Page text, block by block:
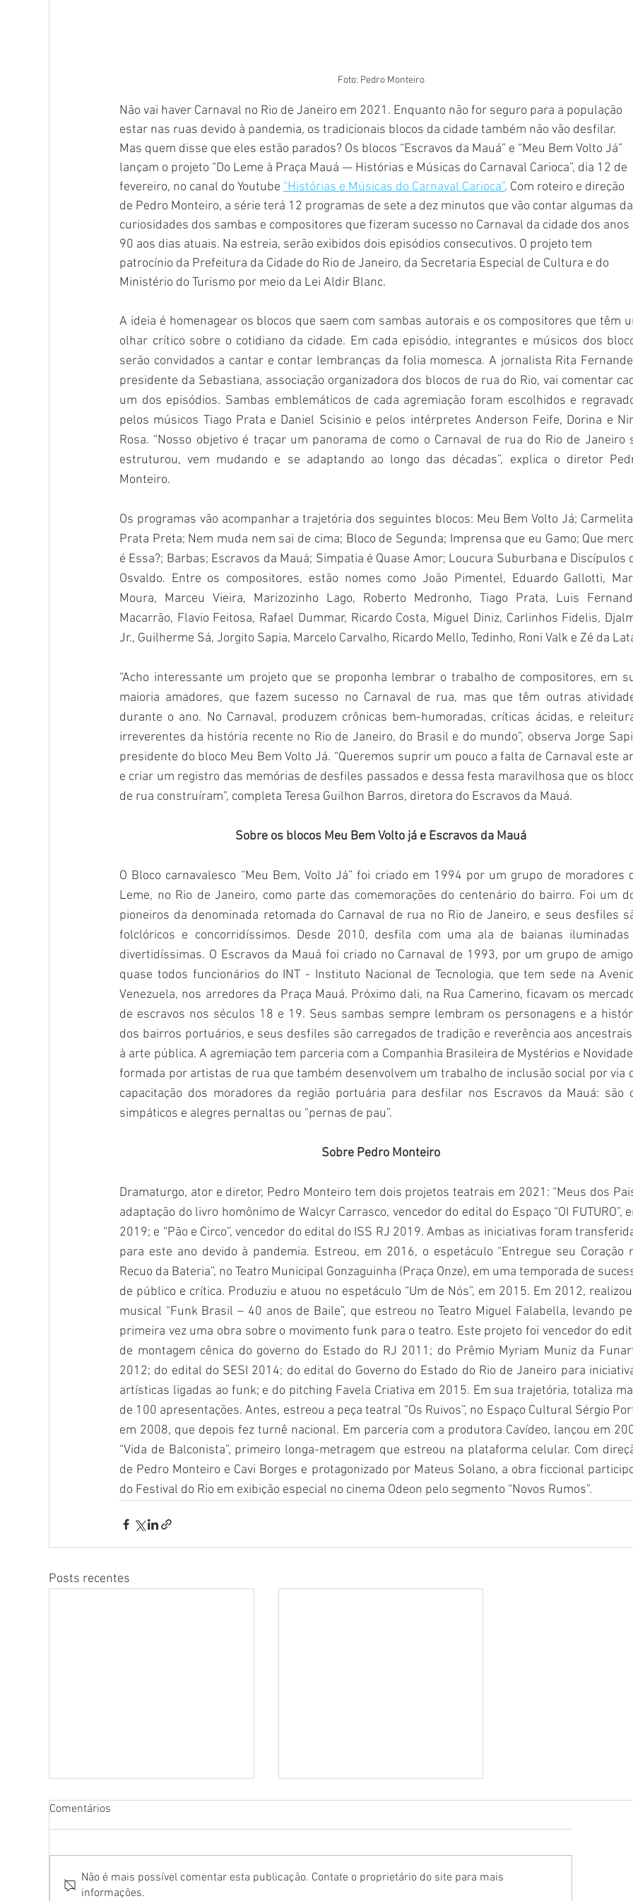
Foto: Pedro Monteiro
Não vai haver Carnaval no Rio de Janeiro em 2021. Enquanto não for seguro para a população
estar nas ruas devido à pandemia, os tradicionais blocos da cidade também não vão desfilar.
Mas quem disse que eles estão parados? Os blocos “Escravos da Mauá” e “Meu Bem Volto Já”
lançam o projeto “Do Leme à Praça Mauá — Histórias e Músicas do Carnaval Carioca”, dia 12 de
fevereiro, no canal do Youtube “Histórias e Músicas do Carnaval Carioca”. Com roteiro e direção
de Pedro Monteiro, a série terá 12 programas de sete a dez minutos que vão contar algumas
curiosidades dos sambas e compositores que fizeram sucesso no Carnaval da cidade dos anos
90 aos dias atuais. Na estreia, serão exibidos dois episódios consecutivos. O projeto tem
patrocínio da Prefeitura da Cidade do Rio de Janeiro, da Secretaria Especial de Cultura e do
Ministério do Turismo por meio da Lei Aldir Blanc.
A ideia é homenagear os blocos que saem com sambas autorais e os compositores que têm
olhar crítico sobre o cotidiano da cidade. Em cada episódio, integrantes e músicos dos
serão convidados a cantar e contar lembranças da folia momesca. A jornalista Rita
presidente da Sebastiana, associação organizadora dos blocos de rua do Rio, vai comentar
um dos episódios. Sambas emblemáticos de cada agremiação foram escolhidos e
pelos músicos Tiago Prata e Daniel Scisinio e pelos intérpretes Anderson Feife, Dorina e
Rosa. “Nosso objetivo é traçar um panorama de como o Carnaval de rua do Rio de Janeiro
estruturou, vem mudando e se adaptando ao longo das décadas”, explica o diretor
Monteiro.
Os programas vão acompanhar a trajetória dos seguintes blocos: Meu Bem Volto Já;
Prata Preta; Nem muda nem sai de cima; Bloco de Segunda; Imprensa que eu Gamo; Que
é Essa?; Barbas; Escravos da Mauá; Simpatia é Quase Amor; Loucura Suburbana e Discípulos
Osvaldo. Entre os compositores, estão nomes como João Pimentel, Eduardo Gallotti,
Moura, Marceu Vieira, Marizozinho Lago, Roberto Medronho, Tiago Prata, Luis
Macarrão, Flavio Feitosa, Rafael Dummar, Ricardo Costa, Miguel Diniz, Carlinhos Fidelis,
Jr., Guilherme Sá, Jorgito Sapia, Marcelo Carvalho, Ricardo Mello, Tedinho, Roni Valk e Zé da
“Acho interessante um projeto que se proponha lembrar o trabalho de compositores, em
maioria amadores, que fazem sucesso no Carnaval de rua, mas que têm outras
durante o ano. No Carnaval, produzem crônicas bem-humoradas, críticas ácidas, e
irreverentes da história recente no Rio de Janeiro, do Brasil e do mundo”, observa Jorge
presidente do bloco Meu Bem Volto Já. “Queremos suprir um pouco a falta de Carnaval este
e criar um registro das memórias de desfiles passados e dessa festa maravilhosa que os
de rua construíram”, completa Teresa Guilhon Barros, diretora do Escravos da Mauá.
Sobre os blocos Meu Bem Volto já e Escravos da Mauá
O Bloco carnavalesco “Meu Bem, Volto Já” foi criado em 1994 por um grupo de moradores
Leme, no Rio de Janeiro, como parte das comemorações do centenário do bairro. Foi um
pioneiros da denominada retomada do Carnaval de rua no Rio de Janeiro, e seus desfiles
folclóricos e concorridíssimos. Desde 2010, desfila com uma ala de baianas
divertidíssimas. O Escravos da Mauá foi criado no Carnaval de 1993, por um grupo de
quase todos funcionários do INT - Instituto Nacional de Tecnologia, que tem sede na
Venezuela, nos arredores da Praça Mauá. Próximo dali, na Rua Camerino, ficavam os
de escravos nos séculos 18 e 19. Seus sambas sempre lembram os personagens e a
dos bairros portuários, e seus desfiles são carregados de tradição e reverência aos
à arte pública. A agremiação tem parceria com a Companhia Brasileira de Mystérios e
formada por artistas de rua que também desenvolvem um trabalho de inclusão social por via
capacitação dos moradores da região portuária para desfilar nos Escravos da Mauá: são
simpáticos e alegres pernaltas ou “pernas de pau”.
Sobre Pedro Monteiro
Dramaturgo, ator e diretor, Pedro Monteiro tem dois projetos teatrais em 2021: “Meus dos
adaptação do livro homônimo de Walcyr Carrasco, vencedor do edital do Espaço “OI FUTURO”,
2019; e “Pão e Circo”, vencedor do edital do ISS RJ 2019. Ambas as iniciativas foram
para este ano devido à pandemia. Estreou, em 2016, o espetáculo “Entregue seu Coração
Recuo da Bateria”, no Teatro Municipal Gonzaguinha (Praça Onze), em uma temporada de
de público e crítica. Produziu e atuou no espetáculo “Um de Nós”, em 2015. Em 2012,
musical “Funk Brasil – 40 anos de Baile”, que estreou no Teatro Miguel Falabella, levando
primeira vez uma obra sobre o movimento funk para o teatro. Este projeto foi vencedor do
de montagem cênica do governo do Estado do RJ 2011; do Prêmio Myriam Muniz da
2012; do edital do SESI 2014; do edital do Governo do Estado do Rio de Janeiro para
artísticas ligadas ao funk; e do pitching Favela Criativa em 2015. Em sua trajetória, totaliza
de 100 apresentações. Antes, estreou a peça teatral “Os Ruivos”, no Espaço Cultural Sérgio
em 2008, que depois fez turnê nacional. Em parceria com a produtora Cavídeo, lançou em
“Vida de Balconista”, primeiro longa-metragem que estreou na plataforma celular. Com
de Pedro Monteiro e Cavi Borges e protagonizado por Mateus Solano, a obra ficcional
do Festival do Rio em exibição especial no cinema Odeon pelo segmento “Novos Rumos”.
Posts recentes
Comentários
Não é mais possível comentar esta publicação. Contate o proprietário do site para mais
informações.